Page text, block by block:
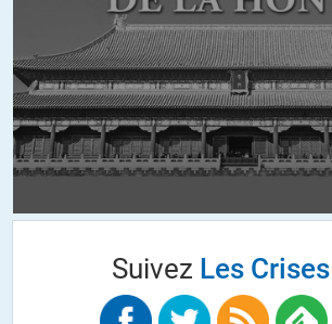
Surya//04.07.2018 à 00h36
En Cote d’Ivoire et à Abidjan en
qui contrôlent tout.
+2
Charles//04.07.2018 à 01h50
« Ce sont maintenant les Chinois et les
Suivez Les Crises